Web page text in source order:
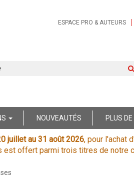
ESPACE PRO & AUTEURS
NOUVEAUTÉS PLUS
juillet au 31 août 2026, pour l'achat
est offert parmi trois titres de notre